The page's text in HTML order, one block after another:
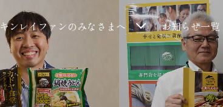
キンレイファンのみなさまへ お知らせ一覧